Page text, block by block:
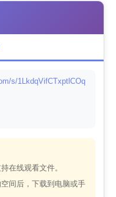
s/1LkdqVifCTxptlCOq
在线观看文件。
间后，下载到电脑或手